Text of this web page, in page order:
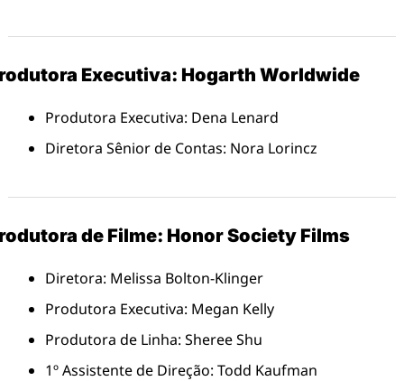
Executiva: Hogarth Worldwide
Produtora Executiva: Dena Lenard
Diretora Sênior de Contas: Nora Lorincz
de Filme: Honor Society Films
Diretora: Melissa Bolton-Klinger
Produtora Executiva: Megan Kelly
Produtora de Linha: Sheree Shu
1º Assistente de Direção: Todd Kaufman